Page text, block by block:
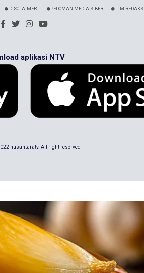
DISCLAIMER PEDOMAN MEDIA SIBER TIM REDAKSI
aplikasi NTV
nusantaratv. All right reserved